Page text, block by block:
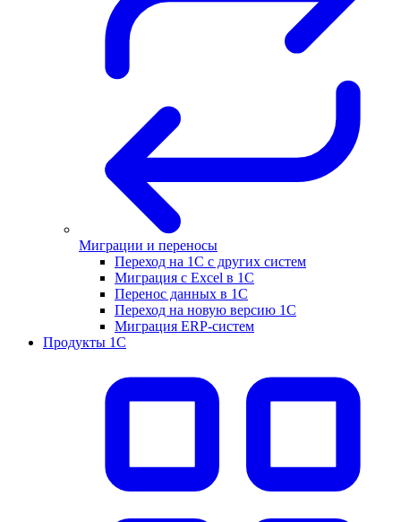
Миграции и переносы
Переход на 1С с других систем
Миграция с Excel в 1С
Перенос данных в 1С
Переход на новую версию 1С
Миграция ERP-систем
Продукты 1С